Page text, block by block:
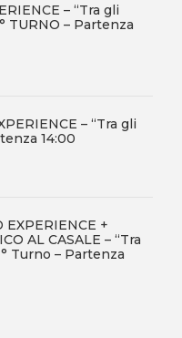
– “Tra gli
TURNO – Partenza
– “Tra gli
14:00
EXPERIENCE +
AL CASALE – “Tra
Turno – Partenza